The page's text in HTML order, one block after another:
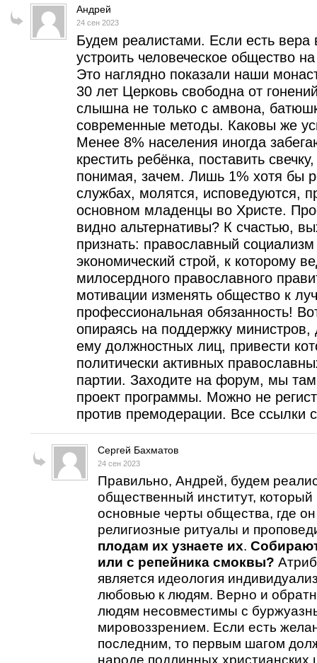
Андрей
24 сен 2023
Будем реалистами. Если есть
устроить человеческое общество
Это наглядно показали наши
30 лет Церковь свободна от
слышна не только с амвона,
современные методы. Каковы же
Менее 8% населения иногда
крестить ребёнка, поставить
понимая, зачем. Лишь 1% хотя бы
службах, молятся, исповедуются,
основном младенцы во Христе.
видно альтернативы? К счастью,
признать: православный
экономический строй, к которому
милосердного православного
мотивации изменять общество к
профессиональная обязанность!
опираясь на поддержку министров,
ему должностных лиц, привести
политически активных
партии. Заходите на форум, мы
проект программы. Можно не
против премодерации. Все ссылки
Сергей Бахматов
24 сен 2023
Правильно, Андрей, будем
общественный институт,
основные черты общества, где
религиозные ритуалы и
плодам их узнаете их.
или с репейника смоквы?
является идеология
любовью к людям. Верно и
людям несовместимы с
мировоззрением. Если есть
последним, то первым шагом
народе подлинных христианских